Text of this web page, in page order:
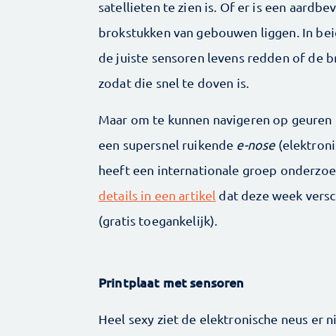
satellieten te zien is. Of er is een
brokstukken van gebouwen liggen. In
de juiste sensoren levens redden of de
zodat die snel te doven is.
Maar om te kunnen navigeren op
een supersnel ruikende e-nose
heeft een internationale groep
details in een artikel dat deze week
(gratis toegankelijk).
Printplaat met sensoren
Heel sexy ziet de elektronische neus er